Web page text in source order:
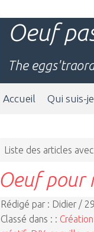
Oeuf
The
Accueil Qui suis-je
Liste des articles
Oeuf pour
Rédigé par : Didier /
Classé dans : :